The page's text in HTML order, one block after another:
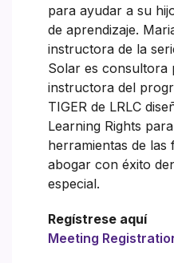
para ayudar a su
de aprendizaje.
instructora de la
Solar es consultora
instructora del
TIGER de LRLC
Learning Rights
herramientas de las
abogar con éxito
especial.
Regístrese aquí
Meeting